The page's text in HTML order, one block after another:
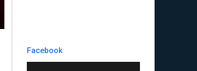
Facebook